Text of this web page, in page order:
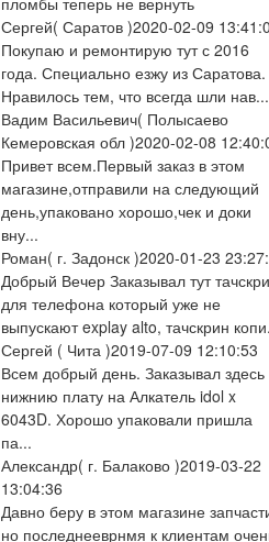
Сергей( Саратов )2020-02-09
Покупаю и ремонтирую тут с 2016
года. Специально езжу из Саратова.
Нравилось тем, что всегда шли нав...
Вадим Васильевич( Полысаево
Кемеровская обл )2020-02-08
Привет всем.Первый заказ в этом
магазине,отправили на следующий
день,упаковано хорошо,чек и доки
вну...
Роман( г. Задонск )2020-01-23
Добрый Вечер Заказывал тут
для телефона который уже не
выпускают explay alto, тачскрин
Сергей ( Чита )2019-07-09 12:10:53
Всем добрый день. Заказывал здесь
нижнию плату на Алкатель idol x
6043D. Хорошо упаковали пришла
па...
Александр( г. Балаково )2019-03-22
13:04:36
Давно беру в этом магазине
но последнееврнмя к клиентам